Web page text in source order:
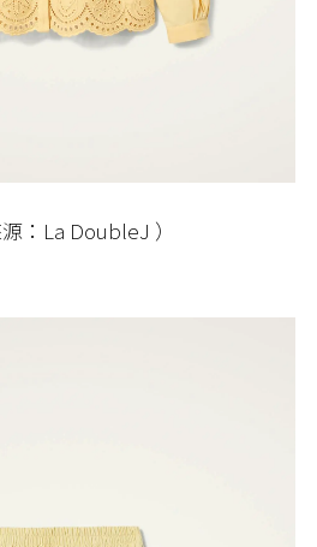
源：La DoubleJ ）